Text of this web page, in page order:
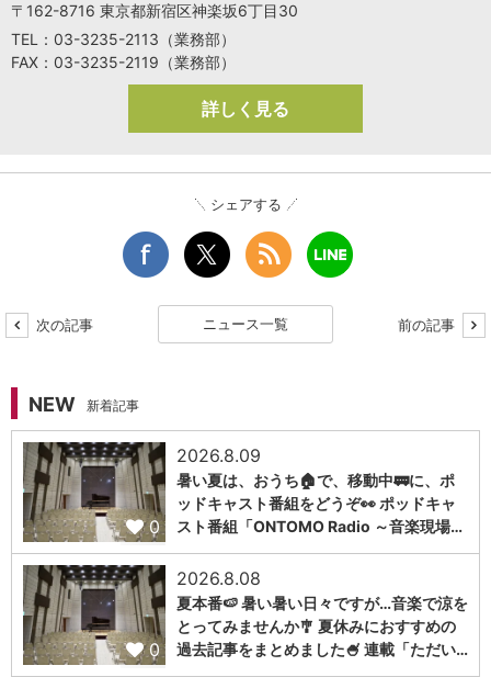
〒162-8716 東京都新宿区神楽坂6丁目30
TEL：03-3235-2113（業務部）
FAX：03-3235-2119（業務部）
詳しく見る
シェアする
次の記事 ニュース一覧 前の記事
NEW 新着記事
0
2026.8.09
暑い夏は、おうち🏠で、移動中🚃に、ポ
ッドキャスト番組をどうぞ👀 ポッドキャ
スト番組「ONTOMO Radio ～音楽現場…
0
2026.8.08
夏本番🍉 暑い暑い日々ですが…音楽で涼を
とってみませんか🎐 夏休みにおすすめの
過去記事をまとめました🍧 連載「ただい…